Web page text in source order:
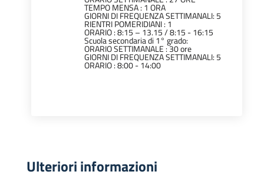
TEMPO MENSA : 1 ORA
GIORNI DI FREQUENZA SETTIMANALI: 5
RIENTRI POMERIDIANI : 1
ORARIO : 8:15 – 13.15 / 8:15 - 16:15
Scuola secondaria di 1° grado:
ORARIO SETTIMANALE : 30 ore
GIORNI DI FREQUENZA SETTIMANALI: 5
ORARIO : 8:00 - 14:00
Ulteriori informazioni